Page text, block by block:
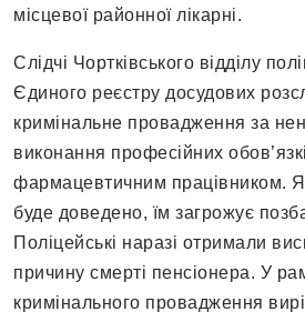
місцевої районної лікарні.
Слідчі Чортківського відділу
Єдиного реєстру досудових
кримінальне провадження за
виконання професійних
фармацевтичним працівником.
буде доведено, їм загрожує
Поліцейські наразі отримали
причину смерті пенсіонера. У
кримінального провадження